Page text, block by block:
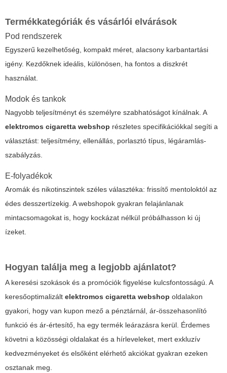
Termékkategóriák és vásárlói elvárások
Pod rendszerek
Egyszerű kezelhetőség, kompakt méret, alacsony karbantartási
igény. Kezdőknek ideális, különösen, ha fontos a diszkrét
használat.
Modok és tankok
Nagyobb teljesítményt és személyre szabhatóságot kínálnak. A
elektromos cigaretta webshop részletes specifikációkkal segíti a
választást: teljesítmény, ellenállás, porlasztó típus, légáramlás-
szabályzás.
E-folyadékok
Aromák és nikotinszintek széles választéka: frissítő mentoloktól az
édes desszertízekig. A webshopok gyakran felajánlanak
mintacsomagokat is, hogy kockázat nélkül próbálhasson ki új
ízeket.
Hogyan találja meg a legjobb ajánlatot?
A keresési szokások és a promóciók figyelése kulcsfontosságú. A
keresőoptimalizált elektromos cigaretta webshop oldalakon
gyakori, hogy van kupon mező a pénztárnál, ár-összehasonlító
funkció és ár-értesítő, ha egy termék leárazásra kerül. Érdemes
követni a közösségi oldalakat és a hírleveleket, mert exkluzív
kedvezményeket és elsőként elérhető akciókat gyakran ezeken
osztanak meg.